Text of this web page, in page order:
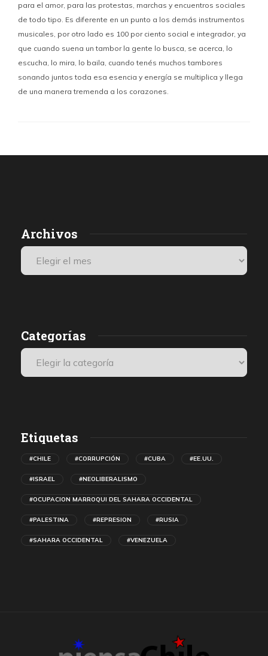
para el amor, para las protestas, marchas y encuentros sociales
de todo tipo. Es diferente en un punto a los demás instrumentos
musicales, por otro lado es 100 por ciento social e integrador, ya
que cuando suena un tambor la gente lo busca, se acerca, lo
escucha, lo mira, lo baila, cuando tenés muchos tambores
sonando juntos toda esa esencia y energía se multiplica y llega
de una manera tremenda a los corazones.
Archivos
Categorías
Etiquetas
#CHILE #CORRUPCIÓN #CUBA #EE.UU.
#ISRAEL #NEOLIBERALISMO
#OCUPACION MARROQUI DEL SAHARA OCCIDENTAL
#PALESTINA #REPRESION #RUSIA
#SAHARA OCCIDENTAL #VENEZUELA